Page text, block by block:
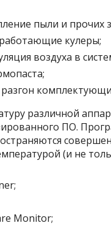
пыли и прочих
кулеры;
воздуха в
различной
ПО.
(и не
Monitor;